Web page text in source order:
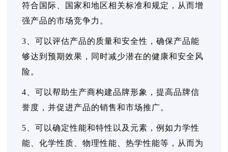
符合国际、国家和地区相关标准和规定，从而增
强产品的市场竞争力。
3、可以评估产品的质量和安全性，确保产品能
够达到预期效果，同时减少潜在的健康和安全风
险。
4、可以帮助生产商构建品牌形象，提高品牌信
誉度，并促进产品的销售和市场推广。
5、可以确定性能和特性以及元素，例如力学性
能、化学性质、物理性能、热学性能等，从而为